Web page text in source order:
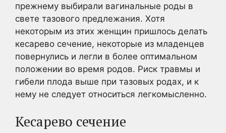
прежнему выбирали вагинальные роды в
свете тазового предлежания. Хотя
некоторым из этих женщин пришлось делать
кесарево сечение, некоторые из младенцев
повернулись и легли в более оптимальном
положении во время родов. Риск травмы и
гибели плода выше при тазовых родах, и к
нему не следует относиться легкомысленно.
Кесарево сечение